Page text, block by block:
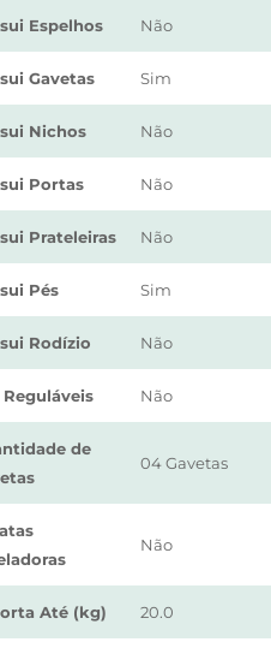
Espelhos Não
Gavetas Sim
Nichos Não
Portas Não
Prateleiras Não
Pés Sim
Rodízio Não
Reguláveis Não
de
04 Gavetas
Não
Até (kg) 20.0